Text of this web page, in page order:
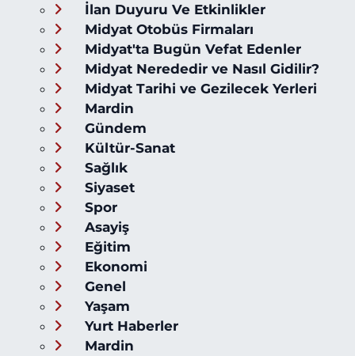
İlan Duyuru Ve Etkinlikler
Midyat Otobüs Firmaları
Midyat'ta Bugün Vefat Edenler
Midyat Nerededir ve Nasıl Gidilir?
Midyat Tarihi ve Gezilecek Yerleri
Mardin
Gündem
Kültür-Sanat
Sağlık
Siyaset
Spor
Asayiş
Eğitim
Ekonomi
Genel
Yaşam
Yurt Haberler
Mardin